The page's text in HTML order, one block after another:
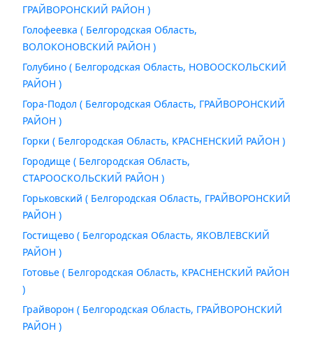
ГРАЙВОРОНСКИЙ РАЙОН )
Голофеевка ( Белгородская Область,
ВОЛОКОНОВСКИЙ РАЙОН )
Голубино ( Белгородская Область, НОВООСКОЛЬСКИЙ
РАЙОН )
Гора-Подол ( Белгородская Область, ГРАЙВОРОНСКИЙ
РАЙОН )
Горки ( Белгородская Область, КРАСНЕНСКИЙ РАЙОН )
Городище ( Белгородская Область,
СТАРООСКОЛЬСКИЙ РАЙОН )
Горьковский ( Белгородская Область, ГРАЙВОРОНСКИЙ
РАЙОН )
Гостищево ( Белгородская Область, ЯКОВЛЕВСКИЙ
РАЙОН )
Готовье ( Белгородская Область, КРАСНЕНСКИЙ РАЙОН
)
Грайворон ( Белгородская Область, ГРАЙВОРОНСКИЙ
РАЙОН )